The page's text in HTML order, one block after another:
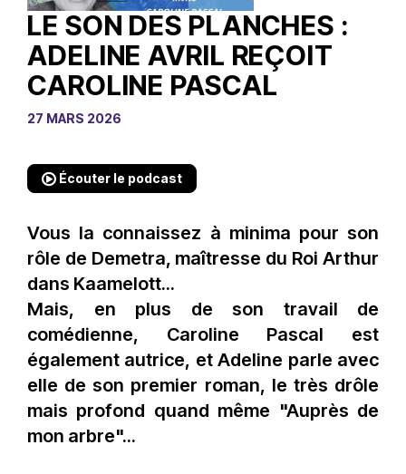
LE SON DES PLANCHES :
ADELINE AVRIL REÇOIT
CAROLINE PASCAL
27 MARS 2026
Écouter le podcast
Vous la connaissez à minima pour son
rôle de Demetra, maîtresse du Roi Arthur
dans Kaamelott...
Mais, en plus de son travail de
comédienne, Caroline Pascal est
également autrice, et Adeline parle avec
elle de son premier roman, le très drôle
mais profond quand même "Auprès de
mon arbre"...